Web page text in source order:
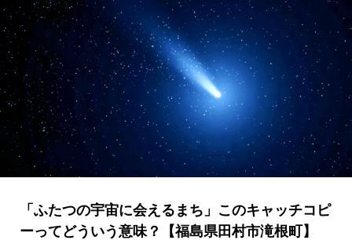
「ふたつの宇宙に会えるまち」このキャッチコピ
ーってどういう意味？【福島県田村市滝根町】